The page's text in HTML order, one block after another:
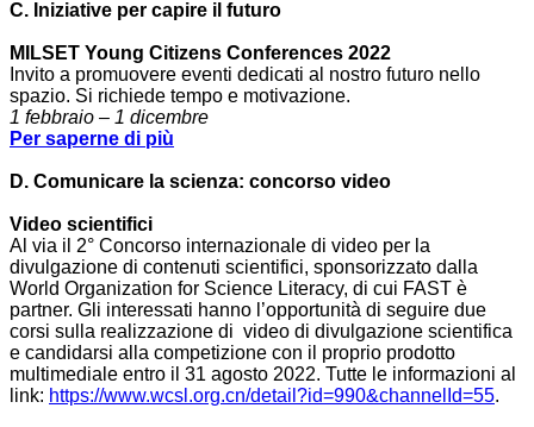
C. Iniziative per capire il futuro
MILSET Young Citizens Conferences 2022
Invito a promuovere eventi dedicati al nostro futuro nello
spazio. Si richiede tempo e motivazione.
1 febbraio – 1 dicembre
Per saperne di più
D. Comunicare la scienza: concorso video
Video scientifici
Al via il 2° Concorso internazionale di video per la
divulgazione di contenuti scientifici, sponsorizzato dalla
World Organization for Science Literacy, di cui FAST è
partner. Gli interessati hanno l’opportunità di seguire due
corsi sulla realizzazione di video di divulgazione scientifica
e candidarsi alla competizione con il proprio prodotto
multimediale entro il 31 agosto 2022. Tutte le informazioni al
link: https://www.wcsl.org.cn/detail?id=990&channelId=55.